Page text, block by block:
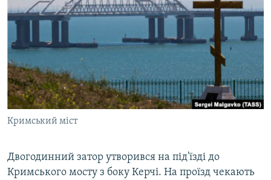
ВСЕ ЗА ДЕНЬ
СПЕЦПРОЕКТИ
ВІДЕОУРОКИ «ELIFBE»
СВІДЧЕННЯ ОКУПАЦІЇ
УКРАЇНСЬКА ПРОБЛЕМА КРИМУ
ЯК ОБІЙТИ БЛОКУВАННЯ
Русский
Qırımtatar
Кримський міст
Двогодинний затор утворився на під'їзді до
Кримського мосту з боку Керчі. На проїзд чекають